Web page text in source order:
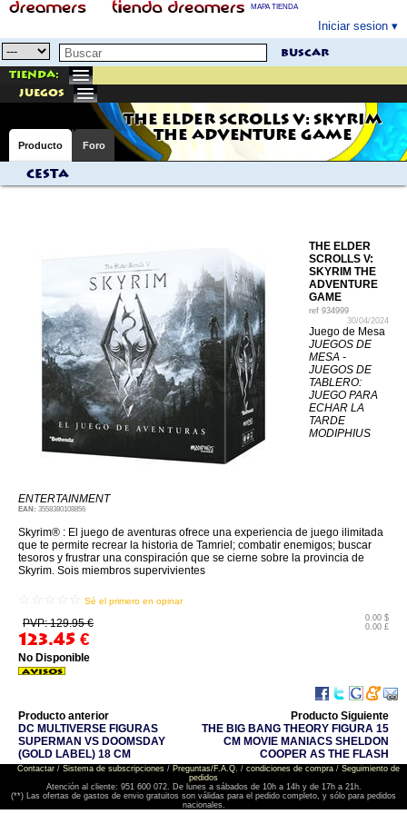
MAPA TIENDA
Iniciar sesion
buscar
Tienda:
juegos
THE ELDER SCROLLS V: SKYRIM
THE ADVENTURE GAME
Producto Foro
Cesta
THE ELDER
SCROLLS V:
SKYRIM THE
ADVENTURE
GAME
ref 934999
30/04/2024
Juego de Mesa
JUEGOS DE
MESA -
JUEGOS DE
TABLERO:
JUEGO PARA
ECHAR LA
TARDE
MODIPHIUS
ENTERTAINMENT
EAN: 3558380108856
Skyrim® : El juego de aventuras ofrece una experiencia de juego ilimitada
que te permite recrear la historia de Tamriel; combatir enemigos; buscar
tesoros y frustrar una conspiración que se cierne sobre la provincia de
Skyrim. Sois miembros supervivientes
Sé el primero en opinar
PVP: 129.95 €
123.45 €
0.00 $
0.00 £
No Disponible
Producto anterior
DC MULTIVERSE FIGURAS
SUPERMAN VS DOOMSDAY
(GOLD LABEL) 18 CM
Producto Siguiente
THE BIG BANG THEORY FIGURA 15
CM MOVIE MANIACS SHELDON
COOPER AS THE FLASH
Contactar/ Sistema de subscripciones/ Preguntas/F.A.Q. / condiciones de compra/ Seguimiento de
pedidos
Atención al cliente: 951 600 072. De lunes a sábados de 10h a 14h y de 17h a 21h.
(**) Las ofertas de gastos de envio gratuitos son válidas para el pedido completo, y sólo para pedidos
nacionales.